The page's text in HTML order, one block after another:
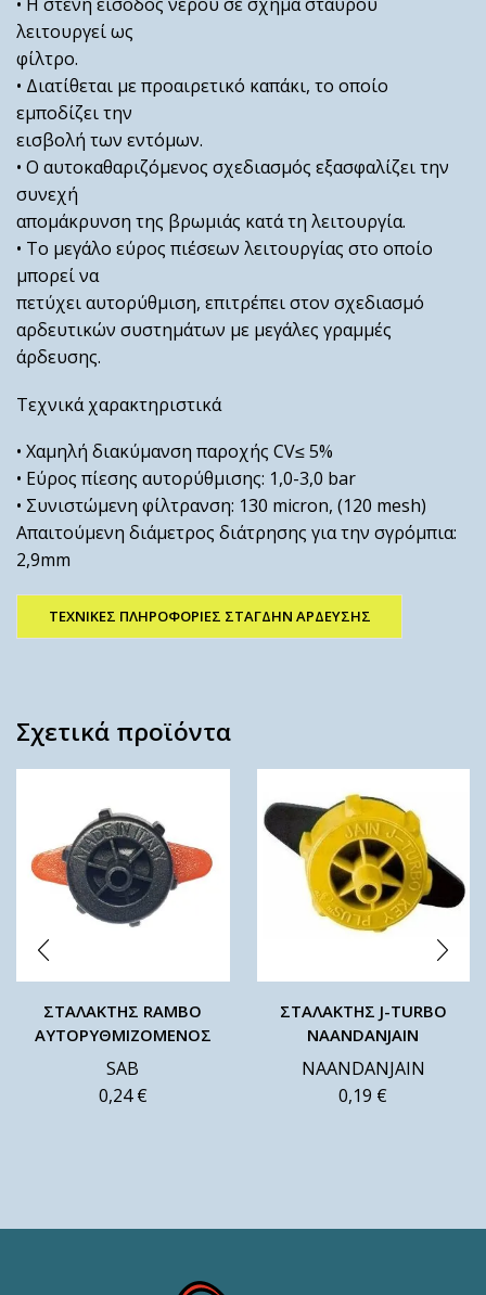
λειτουργεί ως
φίλτρο.
• Διατίθεται με προαιρετικό καπάκι, το οποίο
εμποδίζει την
εισβολή των εντόμων.
• Ο αυτοκαθαριζόμενος σχεδιασμός εξασφαλίζει την
συνεχή
απομάκρυνση της βρωμιάς κατά τη λειτουργία.
• Το μεγάλο εύρος πιέσεων λειτουργίας στο οποίο
μπορεί να
πετύχει αυτορύθμιση, επιτρέπει στον σχεδιασμό
αρδευτικών συστημάτων με μεγάλες γραμμές
άρδευσης.
Τεχνικά χαρακτηριστικά
• Χαμηλή διακύμανση παροχής CV≤ 5%
• Εύρος πίεσης αυτορύθμισης: 1,0-3,0 bar
• Συνιστώμενη φίλτρανση: 130 micron, (120 mesh)
Απαιτούμενη διάμετρος διάτρησης για την σγρόμπια:
2,9mm
ΤΕΧΝΙΚΕΣ ΠΛΗΡΟΦΟΡΙΕΣ ΣΤΑΓΔΗΝ ΑΡΔΕΥΣΗΣ
Σχετικά προϊόντα
ΣΤΑΛΑΚΤΗΣ RAMBO
ΑΥΤΟΡΥΘΜΙΖΟΜΕΝΟΣ
SAB
0,24€
ΣΤΑΛΑΚΤΗΣ J-TURBO
ΝΑΑΝDANJAIN
NAANDANJAIN
0,19 €